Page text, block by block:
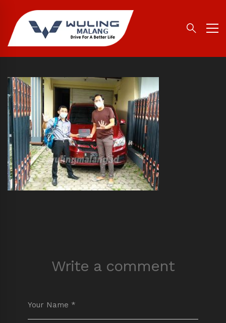
Write a comment